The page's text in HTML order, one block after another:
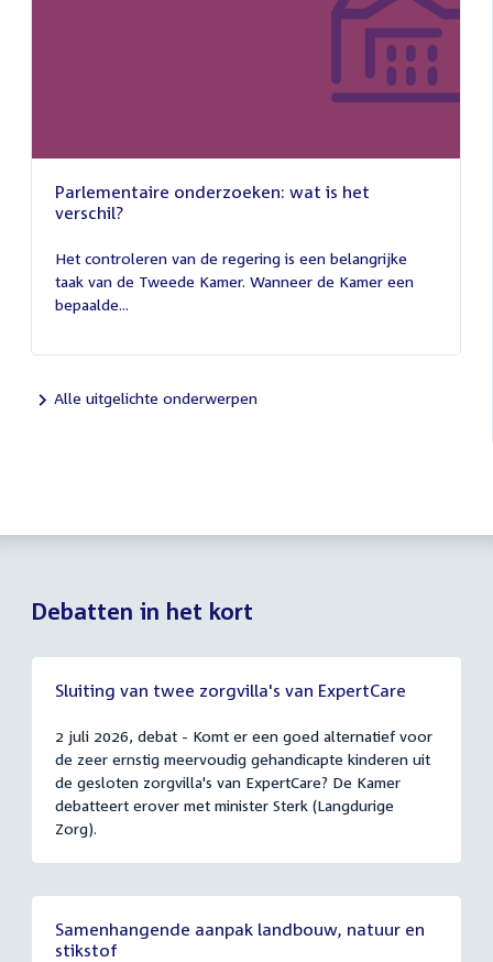
Parlementaire onderzoeken: wat is het
verschil?
juli
2026
Het controleren van de regering is een belangrijke
taak van de Tweede Kamer. Wanneer de Kamer een
bepaalde...
Alle uitgelichte onderwerpen
Debatten in het kort
Sluiting van twee zorgvilla's van ExpertCare
2 juli 2026, debat - Komt er een goed alternatief voor
de zeer ernstig meervoudig gehandicapte kinderen uit
de gesloten zorgvilla's van ExpertCare? De Kamer
debatteert erover met minister Sterk (Langdurige
Zorg).
Samenhangende aanpak landbouw, natuur en
stikstof